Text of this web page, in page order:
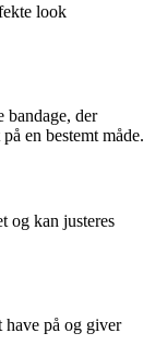
look
bandage, der
en bestemt måde.
og kan justeres
have på og giver